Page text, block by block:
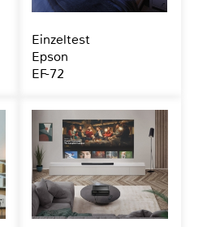
Einzeltest
Epson
EF-72